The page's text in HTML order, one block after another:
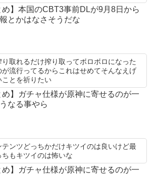
め】本国のCBT3事前DLが9月8日から
とかはなさそうだな
取れるだけ搾り取ってボロボロになった
が流行ってるからこれはせめてそんなえげ
とを祈りたい
め】ガチャ仕様が原神に寄せるのが一
なる事やら
ンツどっちかだけキツイのは良いけど最
もキツイのは怖いな
め】ガチャ仕様が原神に寄せるのが一